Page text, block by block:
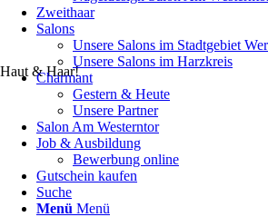
Haut & Haar!
Zweithaar
Salons
Unsere Salons im Stadtgebiet
Unsere Salons im Harzkreis
Charmant
Gestern & Heute
Unsere Partner
Salon Am Westerntor
Job & Ausbildung
Bewerbung online
Gutschein kaufen
Suche
Menü Menü